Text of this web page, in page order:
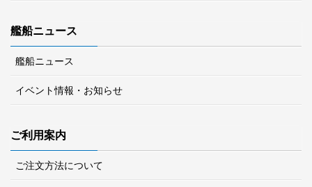
艦船ニュース
艦船ニュース
イベント情報・お知らせ
ご利用案内
ご注文方法について